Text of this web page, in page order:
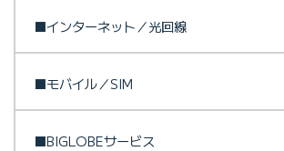
■インターネット／光回線
■モバイル／SIM
■BIGLOBEサービス